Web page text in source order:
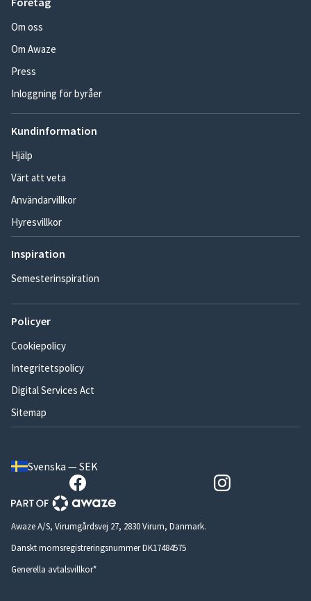
Om oss
Om Awaze
Press
Inloggning för byråer
Kundinformation
Hjälp
Värt att veta
Användarvillkor
Hyresvillkor
Inspiration
Semesterinspiration
Policyer
Cookiepolicy
Integritetspolicy
Digital Services Act
Sitemap
Svenska — SEK
Awaze A/S, Virumgårdsvej 27, 2830 Virum, Danmark.
Danskt momsregistreringsnummer DK17484575
Generella avtalsvillkor*